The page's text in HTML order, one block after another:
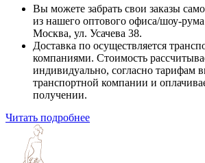
Вы можете забрать свои заказы
из нашего оптового офиса/шоу-рума
Москва, ул. Усачева 38.
Доставка по осуществляется
компаниями. Стоимость
индивидуально, согласно тарифам
транспортной компании и
получении.
Читать подробнее